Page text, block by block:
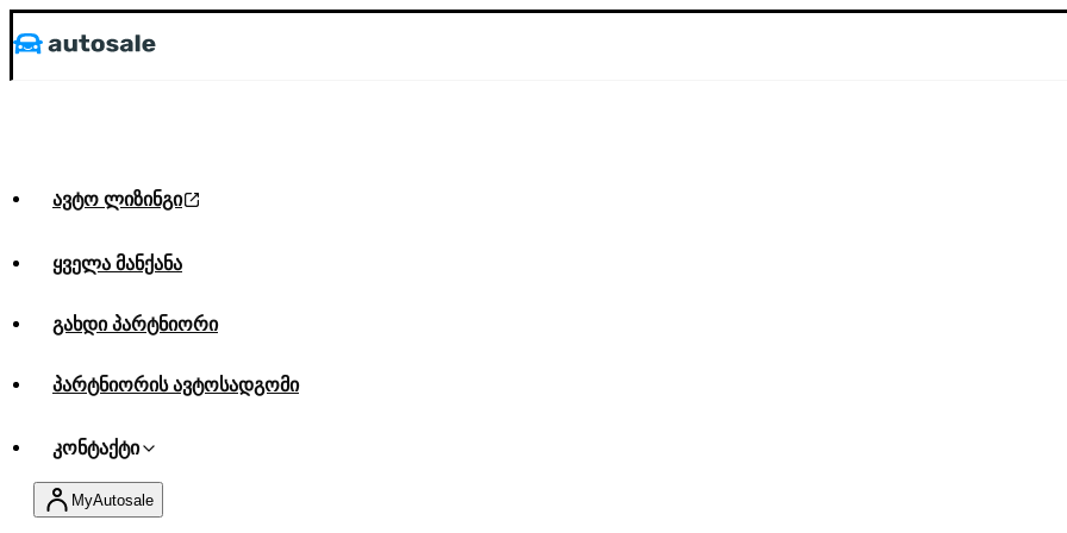
ავტო ლიზინგი
ყველა მანქანა
გახდი პარტნიორი
პარტნიორის ავტოსადგომი
კონტაქტი
MyAutosale